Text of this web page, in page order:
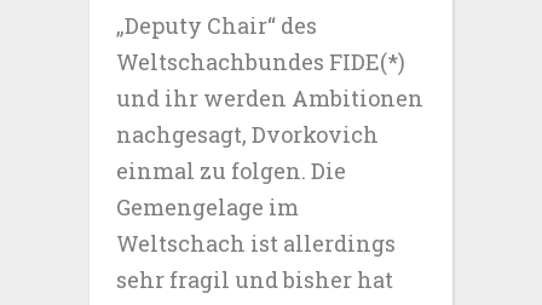
„Deputy Chair“ des
Weltschachbundes FIDE(*)
und ihr werden Ambitionen
nachgesagt, Dvorkovich
einmal zu folgen. Die
Gemengelage im
Weltschach ist allerdings
sehr fragil und bisher hat